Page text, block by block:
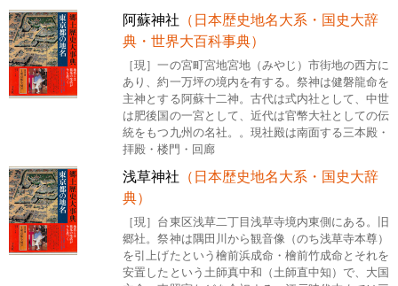
阿蘇神社 （日本歴史地名大系・国史大辞
典・世界大百科事典）
［現］一の宮町宮地宮地（みやじ）市街地の西方に
あり、約一万坪の境内を有する。祭神は健磐龍命を
主神とする阿蘇十二神。古代は式内社として、中世
は肥後国の一宮として、近代は官幣大社としての伝
統をもつ九州の名社。。現社殿は南面する三本殿・
拝殿・楼門・回廊
浅草神社 （日本歴史地名大系・国史大辞
典）
［現］台東区浅草二丁目浅草寺境内東側にある。旧
郷社。祭神は隅田川から観音像（のち浅草寺本尊）
を引上げたという檜前浜成命・檜前竹成命とそれを
安置したという土師真中和（土師直中知）で、大国